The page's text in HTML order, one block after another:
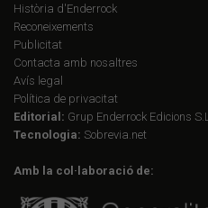
Història d'Enderrock
Reconeixements
Publicitat
Contacta amb nosaltres
Avís legal
Política de privacitat
Editorial: Grup Enderrock Edicions S.L.
Tecnologia: Sobrevia.net
Amb la col·laboració de: